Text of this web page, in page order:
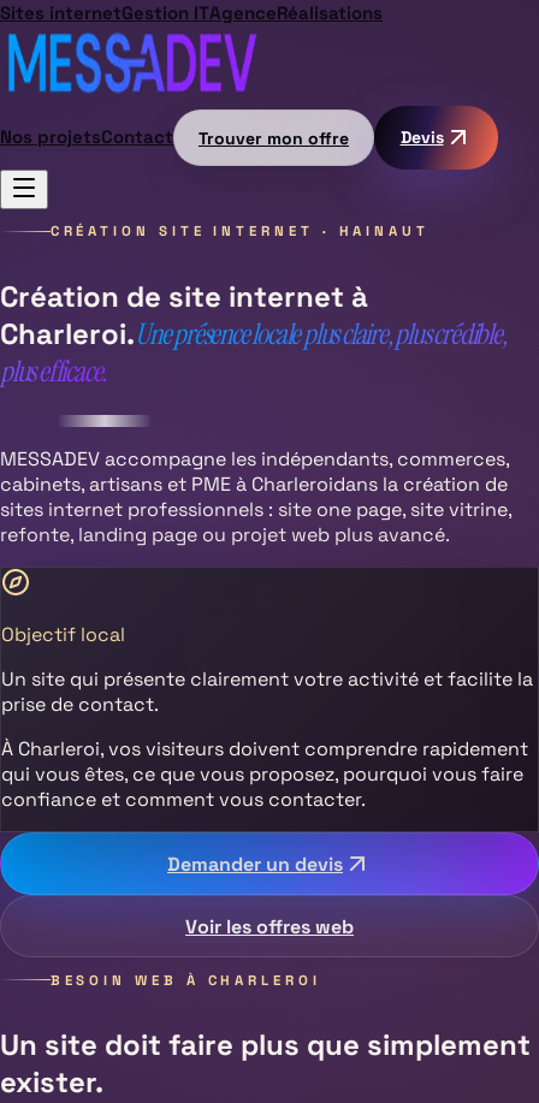
Sites internetGestion ITAgenceRéalisations
Nos projetsContact Trouver mon offre Devis
CRÉATION SITE INTERNET · HAINAUT
Création de site internet à
Charleroi.Une présence locale plus claire, plus crédible,
plus efficace.
MESSADEV accompagne les indépendants, commerces,
cabinets, artisans et PME à Charleroidans la création de
sites internet professionnels : site one page, site vitrine,
refonte, landing page ou projet web plus avancé.
Objectif local
Un site qui présente clairement votre activité et facilite la
prise de contact.
À Charleroi, vos visiteurs doivent comprendre rapidement
qui vous êtes, ce que vous proposez, pourquoi vous faire
confiance et comment vous contacter.
Demander un devis
Voir les offres web
BESOIN WEB À CHARLEROI
Un site doit faire plus que simplement
exister.